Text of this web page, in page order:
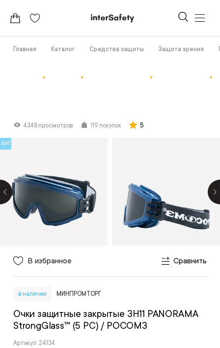
Главная Каталог Средства защиты Защита зрения
4348 просмотров 119 покупок 5
ХИТ
В избранное Сравнить
в наличии МИНПРОМТОРГ
Очки защитные закрытые ЗН11 PANORAMA
StrongGlass™ (5 РС) / РОСОМЗ
Артикул: 24134